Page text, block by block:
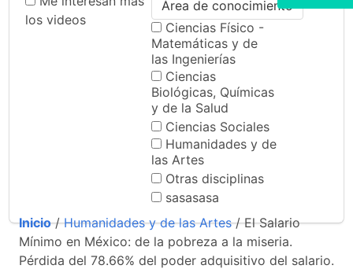
los videos
Área de conocimiento
Ciencias Físico -
Matemáticas y de
las Ingenierías
Ciencias
Biológicas, Químicas
y de la Salud
Ciencias Sociales
Humanidades y de
las Artes
Otras disciplinas
sasasasa
Inicio/Humanidades y de las Artes/ El Salario
Mínimo en México: de la pobreza a la miseria.
Pérdida del 78.66% del poder adquisitivo del salario.